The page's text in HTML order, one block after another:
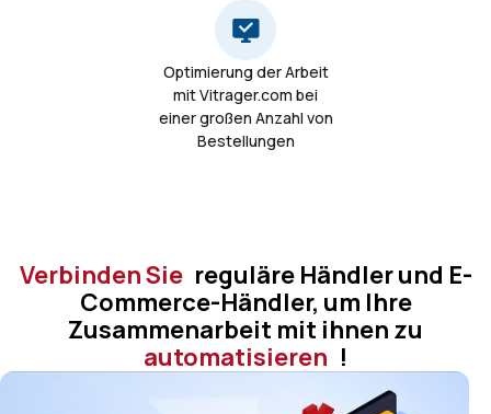
Optimierung der Arbeit
mit Vitrager.com bei
einer großen Anzahl von
Bestellungen
Verbinden Sie reguläre Händler und E-
Commerce-Händler, um Ihre
Zusammenarbeit mit ihnen zu
automatisieren !